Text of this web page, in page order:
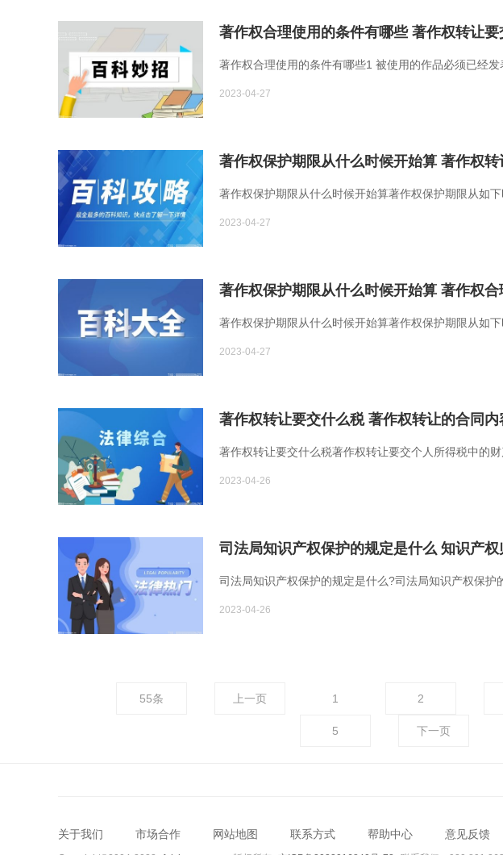
著作权合理使用的条件有哪些 著作权转让要
著作权合理使用的条件有哪些1 被使用的作品必须已经发
2023-04-27
著作权保护期限从什么时候开始算 著作权转
著作权保护期限从什么时候开始算著作权保护期限从如下
2023-04-27
著作权保护期限从什么时候开始算 著作权合
著作权保护期限从什么时候开始算著作权保护期限从如下
2023-04-27
著作权转让要交什么税 著作权转让的合同内
著作权转让要交什么税著作权转让要交个人所得税中的财
2023-04-26
司法局知识产权保护的规定是什么 知识产权
司法局知识产权保护的规定是什么?司法局知识产权保护
2023-04-26
55条 上一页 1 2
5 下一页
关于我们 市场合作 网站地图 联系方式 帮助中心 意见反馈